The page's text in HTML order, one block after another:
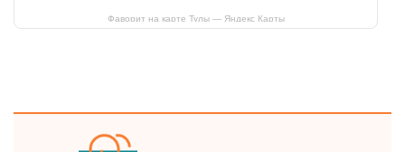
Фаворит на карте Тулы — Яндекс Карты